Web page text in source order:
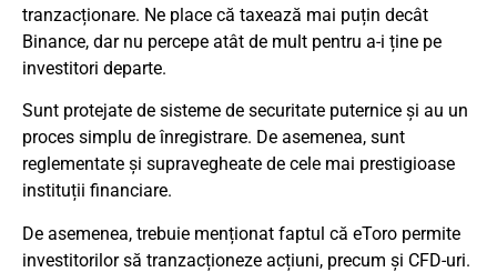
tranzacționare. Ne place că taxează mai puțin decât
Binance, dar nu percepe atât de mult pentru a-i ține pe
investitori departe.
Sunt protejate de sisteme de securitate puternice și au un
proces simplu de înregistrare. De asemenea, sunt
reglementate și supravegheate de cele mai prestigioase
instituții financiare.
De asemenea, trebuie menționat faptul că eToro permite
investitorilor să tranzacționeze acțiuni, precum și CFD-uri.